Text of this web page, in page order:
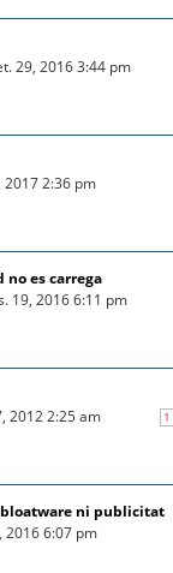
29, 2016 3:44 pm
2017 2:36 pm
no es carrega
19, 2016 6:11 pm
1
2012 2:25 am
bloatware ni publicitat
2016 6:07 pm